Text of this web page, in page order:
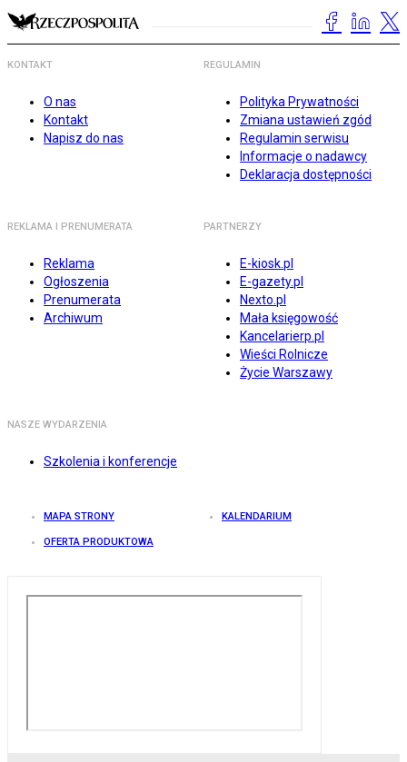
KONTAKT
O nas
Kontakt
Napisz do nas
REGULAMIN
Polityka Prywatności
Zmiana ustawień zgód
Regulamin serwisu
Informacje o nadawcy
Deklaracja dostępności
REKLAMA I PRENUMERATA
Reklama
Ogłoszenia
Prenumerata
Archiwum
PARTNERZY
E-kiosk.pl
E-gazety.pl
Nexto.pl
Mała księgowość
Kancelarierp.pl
Wieści Rolnicze
Życie Warszawy
NASZE WYDARZENIA
Szkolenia i konferencje
MAPA STRONY KALENDARIUM
OFERTA PRODUKTOWA